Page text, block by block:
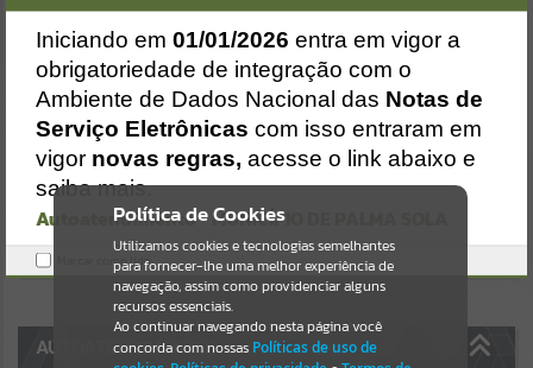
Resultados para""
Portais
Por favor, aguarde...
NOTÍCIAS
Por favor, aguarde...
AUTOATENDIMENTO
Política de Cookies
Utilizamos cookies e tecnologias semelhantes
para fornecer-lhe uma melhor experiência de
navegação, assim como providenciar alguns
recursos essenciais.
Ao continuar navegando nesta página você
concorda com nossas Políticas de uso de
Iniciando em 01/01/2026 entra em vigor a
obrigatoriedade de integração com o
Ambiente de Dados Nacional das Notas de
Serviço Eletrônicas com isso entraram em
vigor novas regras, acesse o link abaixo e
saiba mais.
Autoatendimento - MUNICÍPIO DE PALMA SOLA
Marcar como lido.
SISTEMA
Gerenciamento do Sistema
CÓDIGO DA MENSAGEM:EST-000040
Ocorreu um erro de script:
Uncaught SyntaxError: Unexpected token '('
https://palmasola.atende.net/https:/palmasola.atende.net/cidadao/pa
gina/meio-
ambiente/static/bundle/wpo_index_2_base_l2_portal_editores_syn
c_51eae23a948e64315f37e4869ad2ca1c.js?v=81b3e61e:47
Verificar Mais Detalhes
OK